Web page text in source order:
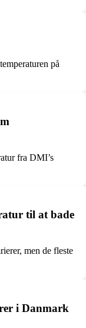
på
fra DMI’s
til at bade
men de fleste
i Danmark